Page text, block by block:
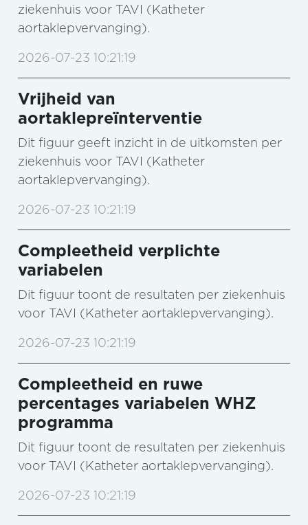
ziekenhuis voor TAVI (Katheter
aortaklepvervanging).
2026-07-23 10:21:19
Vrijheid van
aortaklepreïnterventie
Dit figuur geeft inzicht in de uitkomsten per
ziekenhuis voor TAVI (Katheter
aortaklepvervanging).
2026-07-23 10:21:19
Compleetheid verplichte
variabelen
Dit figuur toont de resultaten per ziekenhuis
voor TAVI (Katheter aortaklepvervanging).
2026-07-23 10:21:19
Compleetheid en ruwe
percentages variabelen WHZ
programma
Dit figuur toont de resultaten per ziekenhuis
voor TAVI (Katheter aortaklepvervanging).
2026-07-23 10:21:19